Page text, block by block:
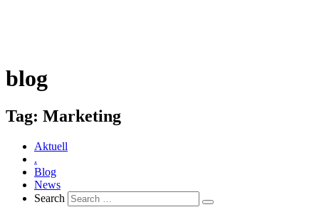
blog
Tag: Marketing
Aktuell
.
Blog
News
Search